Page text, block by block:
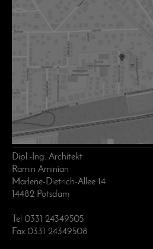
Dipl.-Ing. Architekt
Ramin Aminian
Marlene-Dietrich-Allee 14
14482 Potsdam
Tel 0331 24349505
Fax 0331 24349508